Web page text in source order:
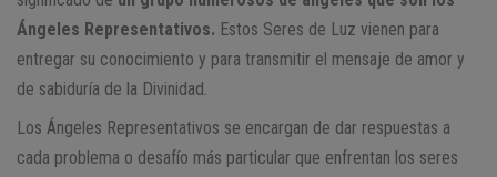
Ángeles Representativos. Estos Seres de Luz vienen para
entregar su conocimiento y para transmitir el mensaje de amor y
de sabiduría de la Divinidad.
Los Ángeles Representativos se encargan de dar respuestas a
cada problema o desafío más particular que enfrentan los seres